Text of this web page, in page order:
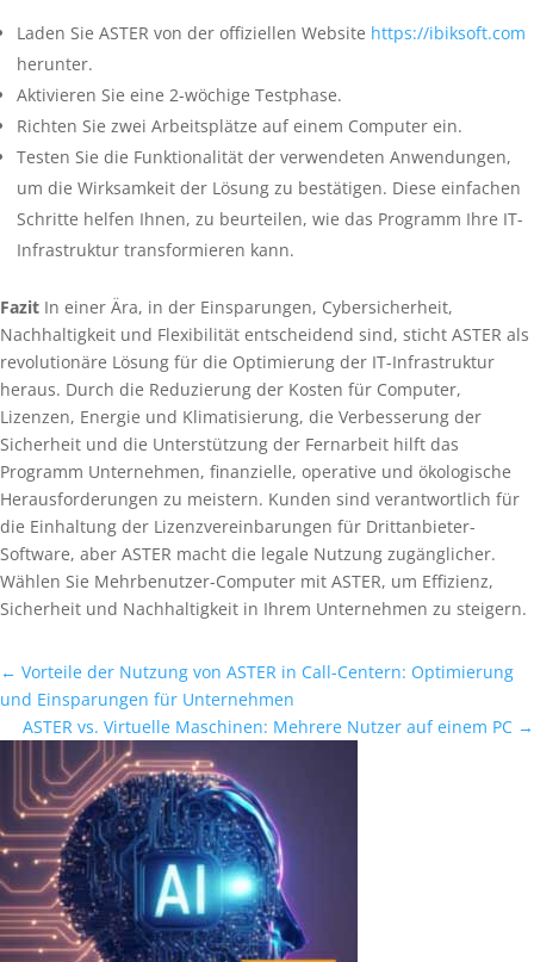
Laden Sie ASTER von der offiziellen Website https://ibiksoft.com
herunter.
Aktivieren Sie eine 2-wöchige Testphase.
Richten Sie zwei Arbeitsplätze auf einem Computer ein.
Testen Sie die Funktionalität der verwendeten Anwendungen,
um die Wirksamkeit der Lösung zu bestätigen. Diese einfachen
Schritte helfen Ihnen, zu beurteilen, wie das Programm Ihre IT-
Infrastruktur transformieren kann.
Fazit In einer Ära, in der Einsparungen, Cybersicherheit,
Nachhaltigkeit und Flexibilität entscheidend sind, sticht ASTER als
revolutionäre Lösung für die Optimierung der IT-Infrastruktur
heraus. Durch die Reduzierung der Kosten für Computer,
Lizenzen, Energie und Klimatisierung, die Verbesserung der
Sicherheit und die Unterstützung der Fernarbeit hilft das
Programm Unternehmen, finanzielle, operative und ökologische
Herausforderungen zu meistern. Kunden sind verantwortlich für
die Einhaltung der Lizenzvereinbarungen für Drittanbieter-
Software, aber ASTER macht die legale Nutzung zugänglicher.
Wählen Sie Mehrbenutzer-Computer mit ASTER, um Effizienz,
Sicherheit und Nachhaltigkeit in Ihrem Unternehmen zu steigern.
← Vorteile der Nutzung von ASTER in Call-Centern: Optimierung
und Einsparungen für Unternehmen
ASTER vs. Virtuelle Maschinen: Mehrere Nutzer auf einem PC →